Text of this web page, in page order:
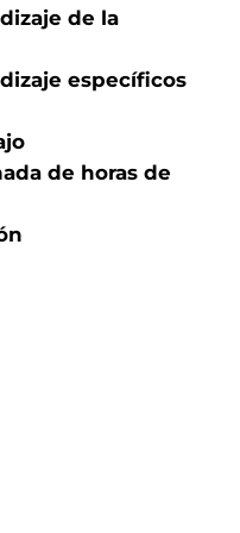
de la
específicos
de horas de